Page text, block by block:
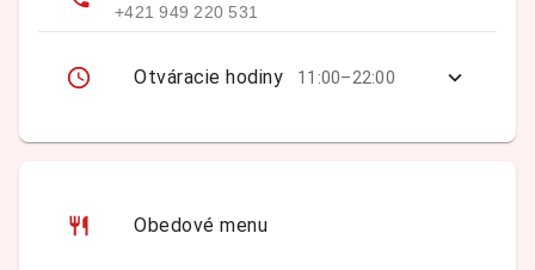
+421 949 220 531
Otváracie hodiny 11:00–22:00
Obedové menu